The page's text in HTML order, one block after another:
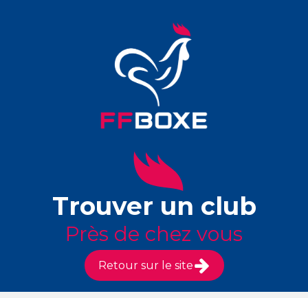
Trouver un club
Près de chez vous
Retour sur le site